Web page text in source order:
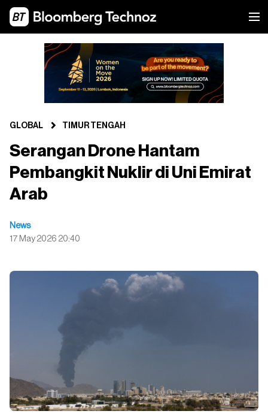
GLOBAL TIMUR TENGAH
Serangan Drone Hantam
Pembangkit Nuklir di Uni Emirat
Arab
News
17 May 2026 20:40